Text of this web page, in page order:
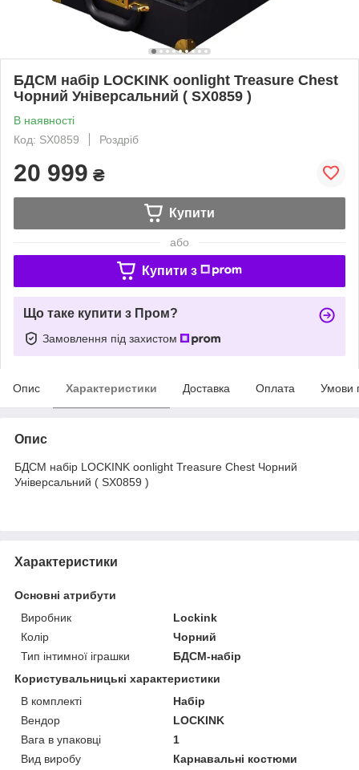
БДСМ набір LOCKINK oonlight Treasure Chest
Чорний Універсальний ( SX0859 )
В наявності
Код: SX0859
Роздріб
20 999 ₴
Купити
або
Купити з
Що таке купити з Пром?
Замовлення під захистом
Опис Характеристики Доставка Оплата Умови
Опис
БДСМ набір LOCKINK oonlight Treasure Chest Чорний
Універсальний ( SX0859 )
Характеристики
Основні атрибути
Виробник
Lockink
Колір
Чорний
Тип інтимної іграшки
БДСМ-набір
Користувальницькі характеристики
В комплекті
Набір
Вендор
LOCKINK
Вага в упаковці
1
Вид виробу
Карнавальні костюми